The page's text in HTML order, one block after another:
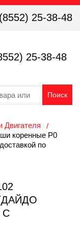
25-38-48
25-38-48
Двигателя
коренные Р0
по
С